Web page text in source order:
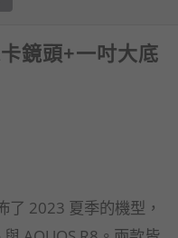
鏡頭+一吋大底
2023 夏季的機型，